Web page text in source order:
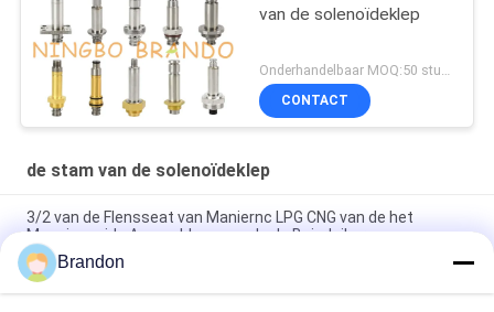
van de solenoïdeklep
CONTACT
de stam van de solenoïdeklep
3/2 van de Flensseat van Maniernc LPG CNG van de het
Messingsgids Assemblage van de de Buisduiker
CNOMO-Grootte 30 3/2 van het de Duikersijzer van het
Maniermessing van de de Kernsolenoïde Klepstam
Brandon